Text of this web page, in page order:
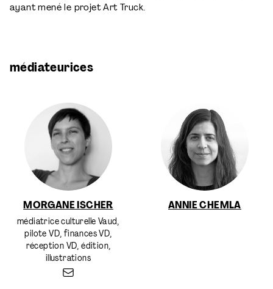
ayant mené le projet Art Truck.
médiateurices
MORGANE ISCHER
médiatrice culturelle Vaud,
pilote VD, finances VD,
réception VD, édition,
illustrations
ANNIE CHEMLA